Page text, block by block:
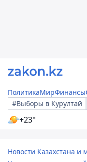
ПолитикаМирФинансы
#Выборы в Курултай
+23°
Новости Казахстана и